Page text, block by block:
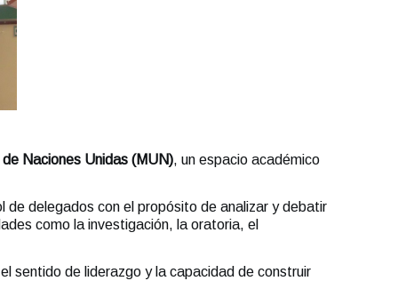
Naciones Unidas (MUN), un espacio académico
delegados con el propósito de analizar y debatir
como la investigación, la oratoria, el
sentido de liderazgo y la capacidad de construir